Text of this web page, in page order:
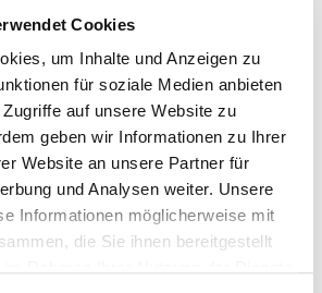
Cookies
um Inhalte und Anzeigen zu
für soziale Medien anbieten
auf unsere Website zu
geben wir Informationen zu Ihrer
Website an unsere Partner für
und Analysen weiter. Unsere
Informationen möglicherweise mit
die Sie ihnen bereitgestellt